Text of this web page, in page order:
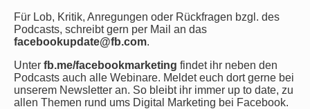
Für Lob, Kritik, Anregungen oder Rückfragen bzgl. des
Podcasts, schreibt gern per Mail an das
facebookupdate@fb.com.
Unter fb.me/facebookmarketing findet ihr neben den
Podcasts auch alle Webinare. Meldet euch dort gerne bei
unserem Newsletter an. So bleibt ihr immer up to date, zu
allen Themen rund ums Digital Marketing bei Facebook.